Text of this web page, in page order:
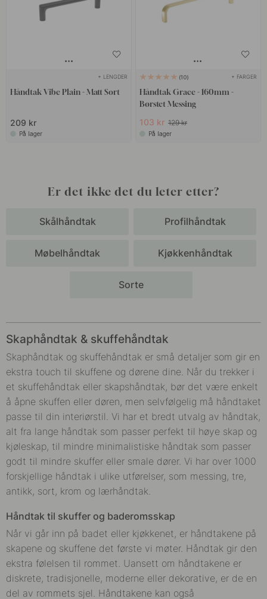
+ LENGDER
Håndtak Vibe Plain - Matt Sort
209 kr
På lager
10 + FARGER
Håndtak Grace - 160mm -
Børstet Messing
103 kr 129 kr
På lager
Er det ikke det du leter etter?
Skålhåndtak Profilhåndtak
Møbelhåndtak Kjøkkenhåndtak
Sorte
Skaphåndtak & skuffehåndtak
Skaphåndtak og skuffehåndtak er små detaljer som gir en
ekstra touch til skuffene og dørene dine. Når du trekker i
et skuffehåndtak eller skapshåndtak, bør det være enkelt
å åpne skuffen eller døren, men selvfølgelig må håndtaket
passe til din interiørstil. Vi har et bredt utvalg av håndtak,
alt fra lange håndtak som passer perfekt til høye skap og
kjøleskap, til mindre minimalistiske håndtak som passer
godt til mindre skuffer eller smale dører. Vi har over 1000
forskjellige håndtak i ulike utførelser, som messing, tre,
antikk, sort, krom og lærhåndtak
Håndtak til skuffer og baderomsskap
Når vi går inn på badet eller kjøkkenet, er håndtakene på
skapene og skuffene det første vi møter. Håndtak gir den
ekstra følelsen til rommet. Uansett om håndtakene er
diskrete, tradisjonelle, moderne eller dekorative, er de en
del av rommets sjel. Håndtakene kan også